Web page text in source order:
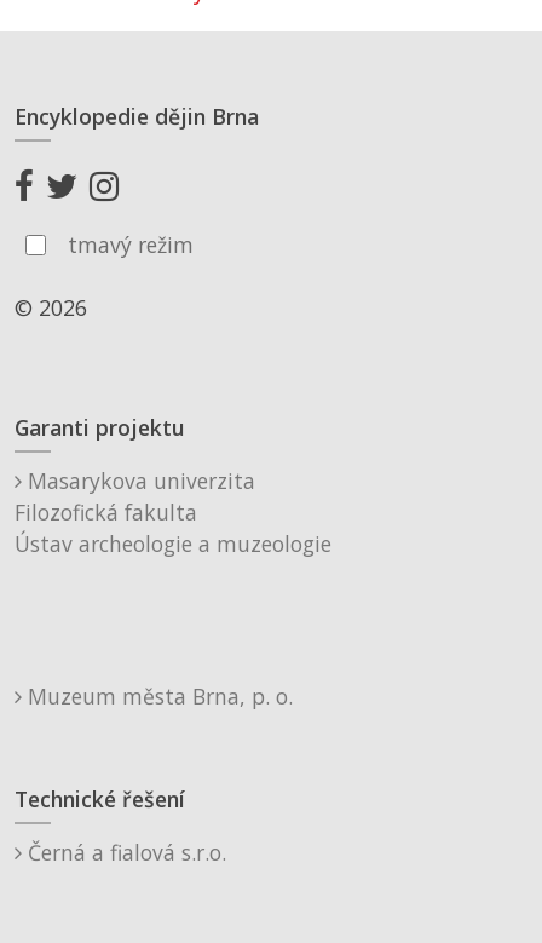
Encyklopedie dějin Brna
tmavý režim
© 2026
Garanti projektu
Masarykova univerzita
Filozofická fakulta
Ústav archeologie a muzeologie
Muzeum města Brna, p. o.
Technické řešení
Černá a fialová s.r.o.